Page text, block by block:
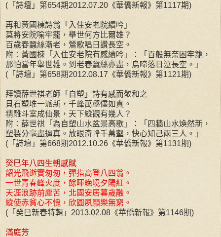
(「詩壇」第654期2012.07.20《華僑新報》第1117期)
再和黃國棟詩翁「入住安老院續吟」
莫將安院喻牢籠，舉世何方比爾雄？
百歲春蠶絲漸老，鶯歌唱日讚長空。
附：黃國棟「入住安老院有感續吟」：「百般無奈困牢籠，
那怕當年舉世雄。到老春蠶絲亦盡，烏啼落日泣長空。」
(「詩壇」第658期2012.08.17《華僑新報》第1121期)
拜讀薛世祺老師「自塑」詩有感而敬和之
貝石塑堆一派新，千峰萬壑儘如真。
精雕斗室成仙景，天下縱觀有幾人？
附：薛世祺「為自塑山水盆景高歌」：「四牆山水煥然新，
塑製分毫盡逼真。放眼奇峰千萬壑，快心知己兩三人。」
(「詩壇」第668期2012.10.26《華僑新報》第1131期)
癸巳年八四生朝感賦
韶光飛逝實匆匆，彈指高登八四翁。
一世青春峰火度，餘暉晚境夕陽紅。
天涯浪跡前塵苦，北國安居暮歲融。
縱使赤貧心不愧，欣圓夙願樂無窮。
(「癸巳新春特輯」2013.02.08《華僑新報》第1146期)
滿庭芳